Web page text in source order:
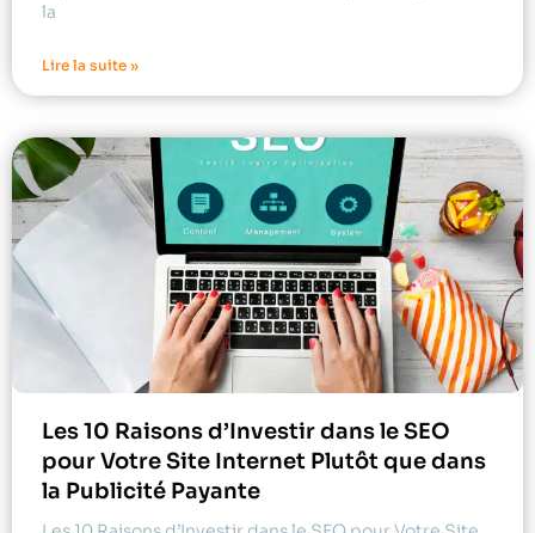
la
Lire la suite »
Les 10 Raisons d’Investir dans le SEO
pour Votre Site Internet Plutôt que dans
la Publicité Payante